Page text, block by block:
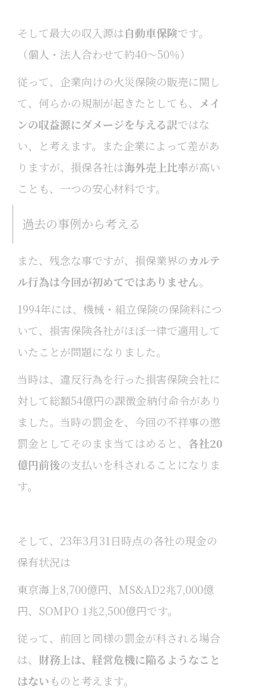
そして最大の収入源は自動車保険です。
（個人・法人合わせて約40〜50％）
従って、企業向けの火災保険の販売に関し
て、何らかの規制が起きたとしても、 メイ
ンの収益源にダメージを与える訳ではな
い、と考えます。また企業によって差があ
りますが、損保各社は海外売上比率が高い
ことも、一つの安心材料です。
過去の事例から考える
また、残念な事ですが、損保業界のカルテ
ル行為は今回が初めてではありません。
1994年には、機械・組立保険の保険料につ
いて、損害保険各社がほぼ一律で適用して
いたことが問題になりました。
当時は、違反行為を行った損害保険会社に
対して総額54億円の課徴金納付命令があり
ました。当時の罰金を、今回の不祥事の懲
罰金としてそのまま当てはめると、 各社20
億円前後の支払いを科されることになりま
す。
そして、23年3月31日時点の各社の現金の
保有状況は
東京海上8,700億円、MS&AD2兆7,000億
円、SOMPO 1兆2,500億円です。
従って、前回と同様の罰金が科される場合
は、 財務上は、経営危機に陥るようなこと
はないものと考えます。